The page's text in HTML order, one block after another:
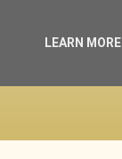
LEARN MORE